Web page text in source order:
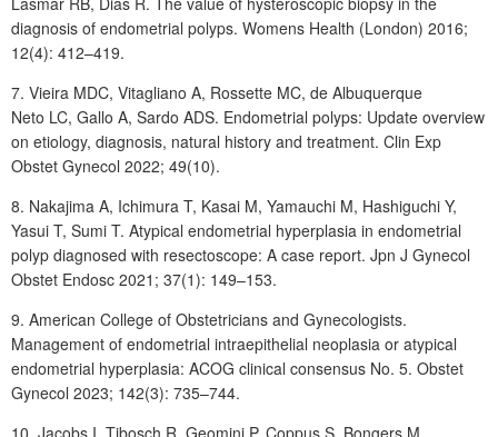
diagnosis of endometrial polyps. Womens Health (London) 2016;
12(4): 412–419.
7. Vieira MDC, Vitagliano A, Rossette MC, de Albuquerque
Neto LC, Gallo A, Sardo ADS. Endometrial polyps: Update overview
on etiology, diagnosis, natural history and treatment. Clin Exp
Obstet Gynecol 2022; 49(10).
8. Nakajima A, Ichimura T, Kasai M, Yamauchi M, Hashiguchi Y,
Yasui T, Sumi T. Atypical endometrial hyperplasia in endometrial
polyp diagnosed with resectoscope: A case report. Jpn J Gynecol
Obstet Endosc 2021; 37(1): 149–153.
9. American College of Obstetricians and Gynecologists.
Management of endometrial intraepithelial neoplasia or atypical
endometrial hyperplasia: ACOG clinical consensus No. 5. Obstet
Gynecol 2023; 142(3): 735–744.